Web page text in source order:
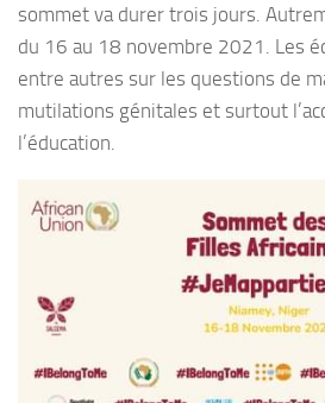
sommet va durer trois jours.
du 16 au 18 novembre 2021. Les
entre autres sur les questions de
mutilations génitales et surtout
l’éducation.